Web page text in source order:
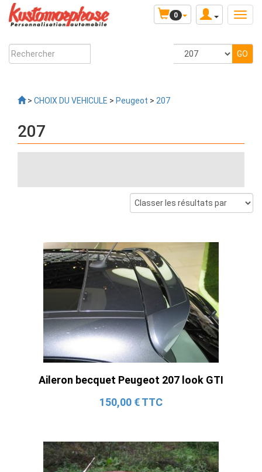
0
> CHOIX DU VEHICULE > Peugeot > 207
207
Aileron becquet Peugeot 207 look GTI
150,00 € TTC